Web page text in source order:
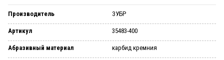
Производитель ЗУБР
Артикул 35483-400
Абразивный материал карбид кремния